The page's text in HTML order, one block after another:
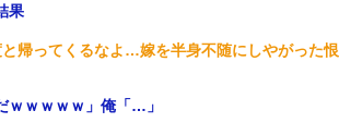
果
帰ってくるなよ…嫁を半身不随にしやがった恨
ｗｗｗｗｗ」俺「…」